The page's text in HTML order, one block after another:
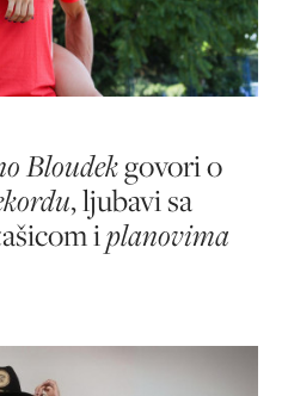
Bloudekgovori o
, ljubavi sa
iplanovima